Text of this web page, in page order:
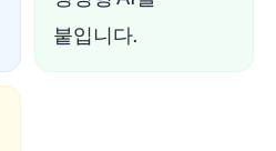
붙입니다.